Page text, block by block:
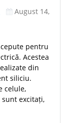
August 14,
pentru
Acestea
din
siliciu.
celule,
excitați,